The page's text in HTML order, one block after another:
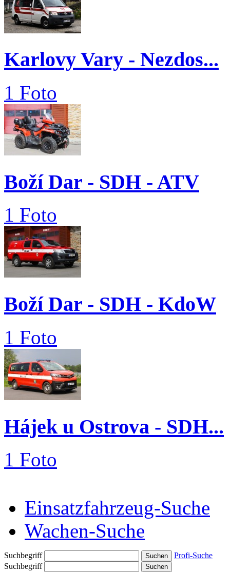
Karlovy Vary - Nezdos...
1 Foto
Boží Dar - SDH - ATV
1 Foto
Boží Dar - SDH - KdoW
1 Foto
Hájek u Ostrova - SDH...
1 Foto
Einsatzfahrzeug-Suche
Wachen-Suche
Suchbegriff
Profi-Suche
Suchbegriff